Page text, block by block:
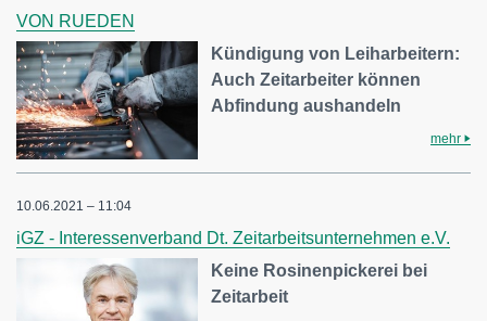
VON RUEDEN
Kündigung von Leiharbeitern:
Auch Zeitarbeiter können
Abfindung aushandeln
mehr
10.06.2021 – 11:04
iGZ - Interessenverband Dt. Zeitarbeitsunternehmen e.V.
Keine Rosinenpickerei bei
Zeitarbeit